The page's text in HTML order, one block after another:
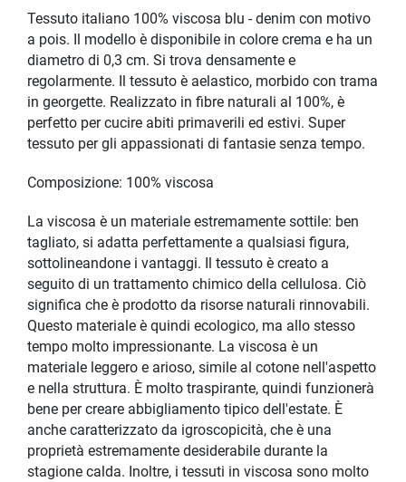
Tessuto italiano 100% viscosa blu - denim con motivo
a pois. Il modello è disponibile in colore crema e ha un
diametro di 0,3 cm. Si trova densamente e
regolarmente. Il tessuto è aelastico, morbido con trama
in georgette. Realizzato in fibre naturali al 100%, è
perfetto per cucire abiti primaverili ed estivi. Super
tessuto per gli appassionati di fantasie senza tempo.
Composizione: 100% viscosa
La viscosa è un materiale estremamente sottile: ben
tagliato, si adatta perfettamente a qualsiasi figura,
sottolineandone i vantaggi. Il tessuto è creato a
seguito di un trattamento chimico della cellulosa. Ciò
significa che è prodotto da risorse naturali rinnovabili.
Questo materiale è quindi ecologico, ma allo stesso
tempo molto impressionante. La viscosa è un
materiale leggero e arioso, simile al cotone nell'aspetto
e nella struttura. È molto traspirante, quindi funzionerà
bene per creare abbigliamento tipico dell'estate. È
anche caratterizzato da igroscopicità, che è una
proprietà estremamente desiderabile durante la
stagione calda. Inoltre, i tessuti in viscosa sono molto